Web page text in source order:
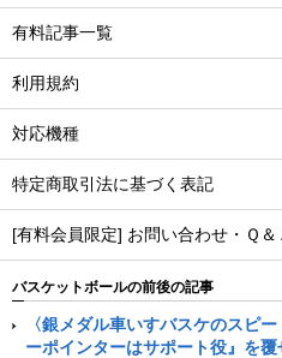
有料記事一覧
利用規約
対応機種
特定商取引法に基づく表記
[有料会員限定] お問い合わせ・Ｑ＆
バスケットボールの前後の記事
〈銀メダル車いすバスケのスピ
ーポインターはサポート役』を覆